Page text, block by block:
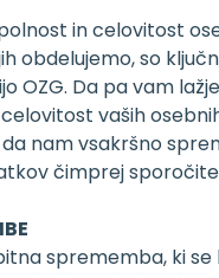
in celovitost
obdelujemo, so
OZG. Da pa vam
vaših
nam vsakršno
čimprej
sprememba, ki se